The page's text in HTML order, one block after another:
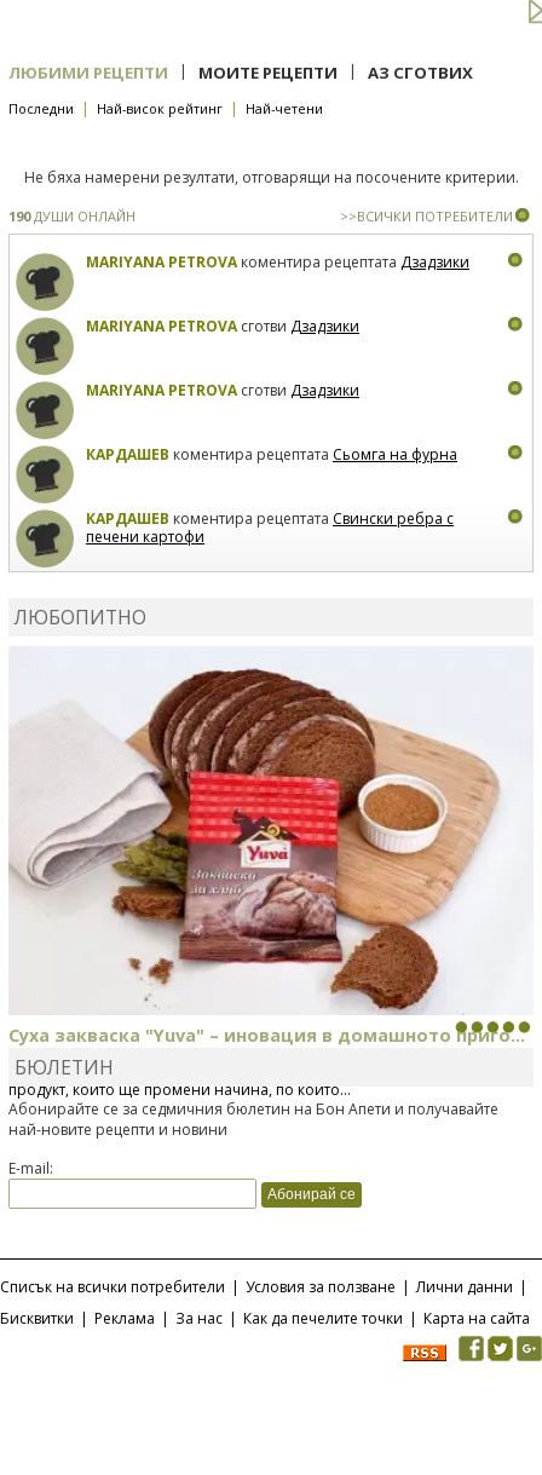
ЛЮБИМИ РЕЦЕПТИ | МОИТЕ РЕЦЕПТИ | АЗ СГОТВИХ
Последни | Най-висок рейтинг | Най-четени
Не бяха намерени резултати, отговарящи на посочените критерии.
190ДУШИ ОНЛАЙН >>ВСИЧКИ ПОТРЕБИТЕЛИ
MARIYANA PETROVAкоментира рецептата Дзадзики
MARIYANA PETROVAсготви Дзадзики
MARIYANA PETROVAсготви Дзадзики
КАРДАШЕВ коментира рецептата Сьомга на фурна
КАРДАШЕВ коментира рецептата Свински ребра с
печени картофи
ЛЮБОПИТНО
Суха закваска "Yuva" – иновация в домашното приго...
Отскоро Лесафр България стартира предлагането на изцяло нов
продукт, който ще промени начина, по който...
БЮЛЕТИН
Абонирайте се за седмичния бюлетин на Бон Апети и получавайте
най-новите рецепти и новини
E-mail:
Списък на всички потребители | Условия за ползване | Лични данни |
Бисквитки | Реклама | За нас | Как да печелите точки | Карта на сайта